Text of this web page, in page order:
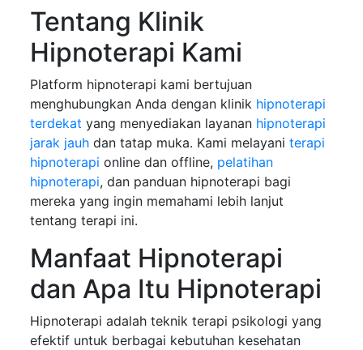
Tentang Klinik
Hipnoterapi Kami
Platform hipnoterapi kami bertujuan
menghubungkan Anda dengan klinik hipnoterapi
terdekat yang menyediakan layanan hipnoterapi
jarak jauh dan tatap muka. Kami melayaniterapi
hipnoterapi online dan offline, pelatihan
hipnoterapi, dan panduan hipnoterapi bagi
mereka yang ingin memahami lebih lanjut
tentang terapi ini.
Manfaat Hipnoterapi
dan Apa Itu Hipnoterapi
Hipnoterapi adalah teknik terapi psikologi yang
efektif untuk berbagai kebutuhan kesehatan